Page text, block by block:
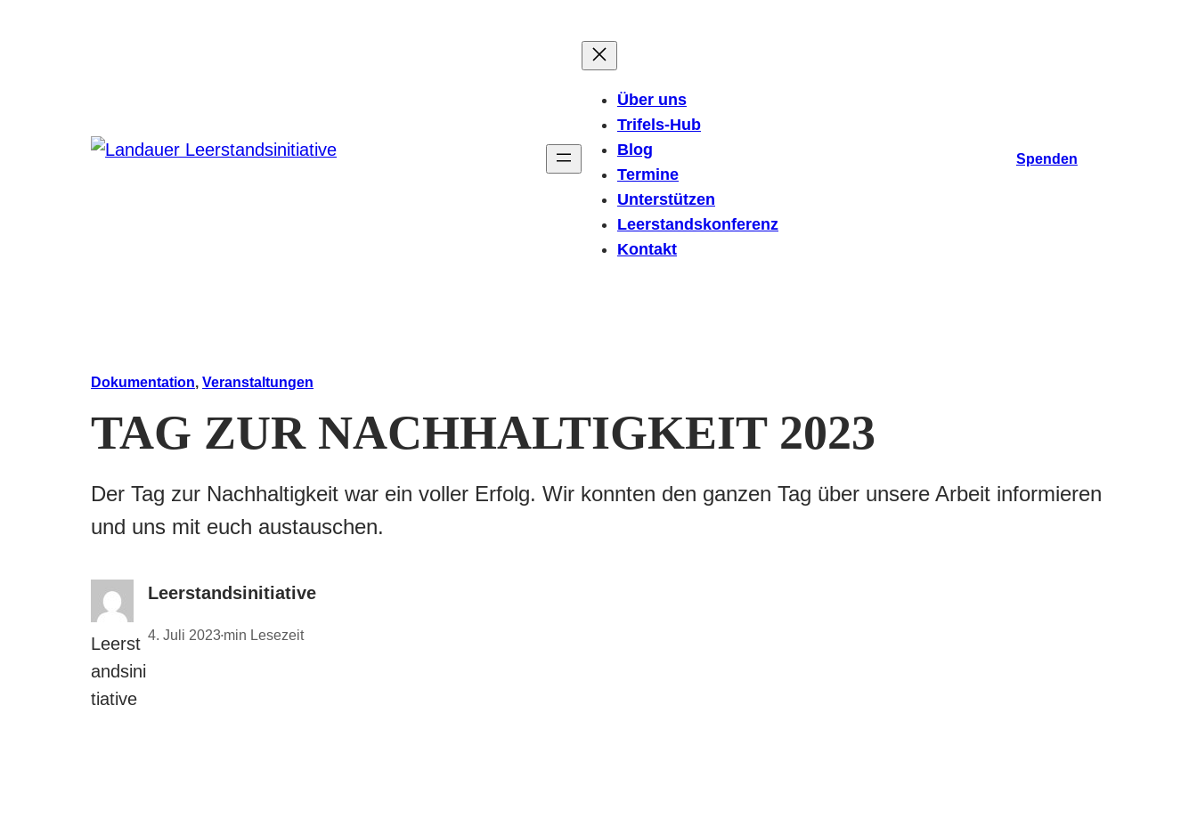
Über uns
Trifels-Hub
Blog
Termine
Unterstützen
Leerstandskonferenz
Kontakt
Spenden
Dokumentation, Veranstaltungen
TAG ZUR NACHHALTIGKEIT 2023
Der Tag zur Nachhaltigkeit war ein voller Erfolg. Wir konnten den ganzen Tag über unsere Arbeit informieren
und uns mit euch austauschen.
Leerst
andsini
tiative
Leerstandsinitiative
4. Juli 2023•min Lesezeit